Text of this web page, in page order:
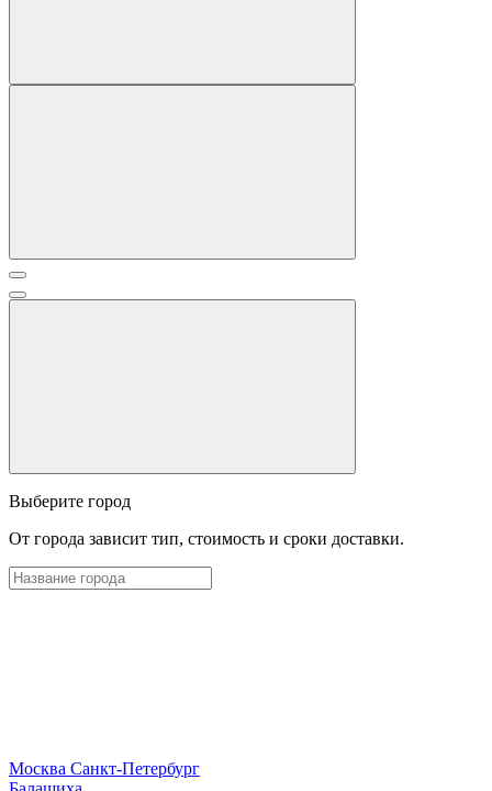
Выберите город
От города зависит тип, стоимость и сроки доставки.
Москва Санкт-Петербург